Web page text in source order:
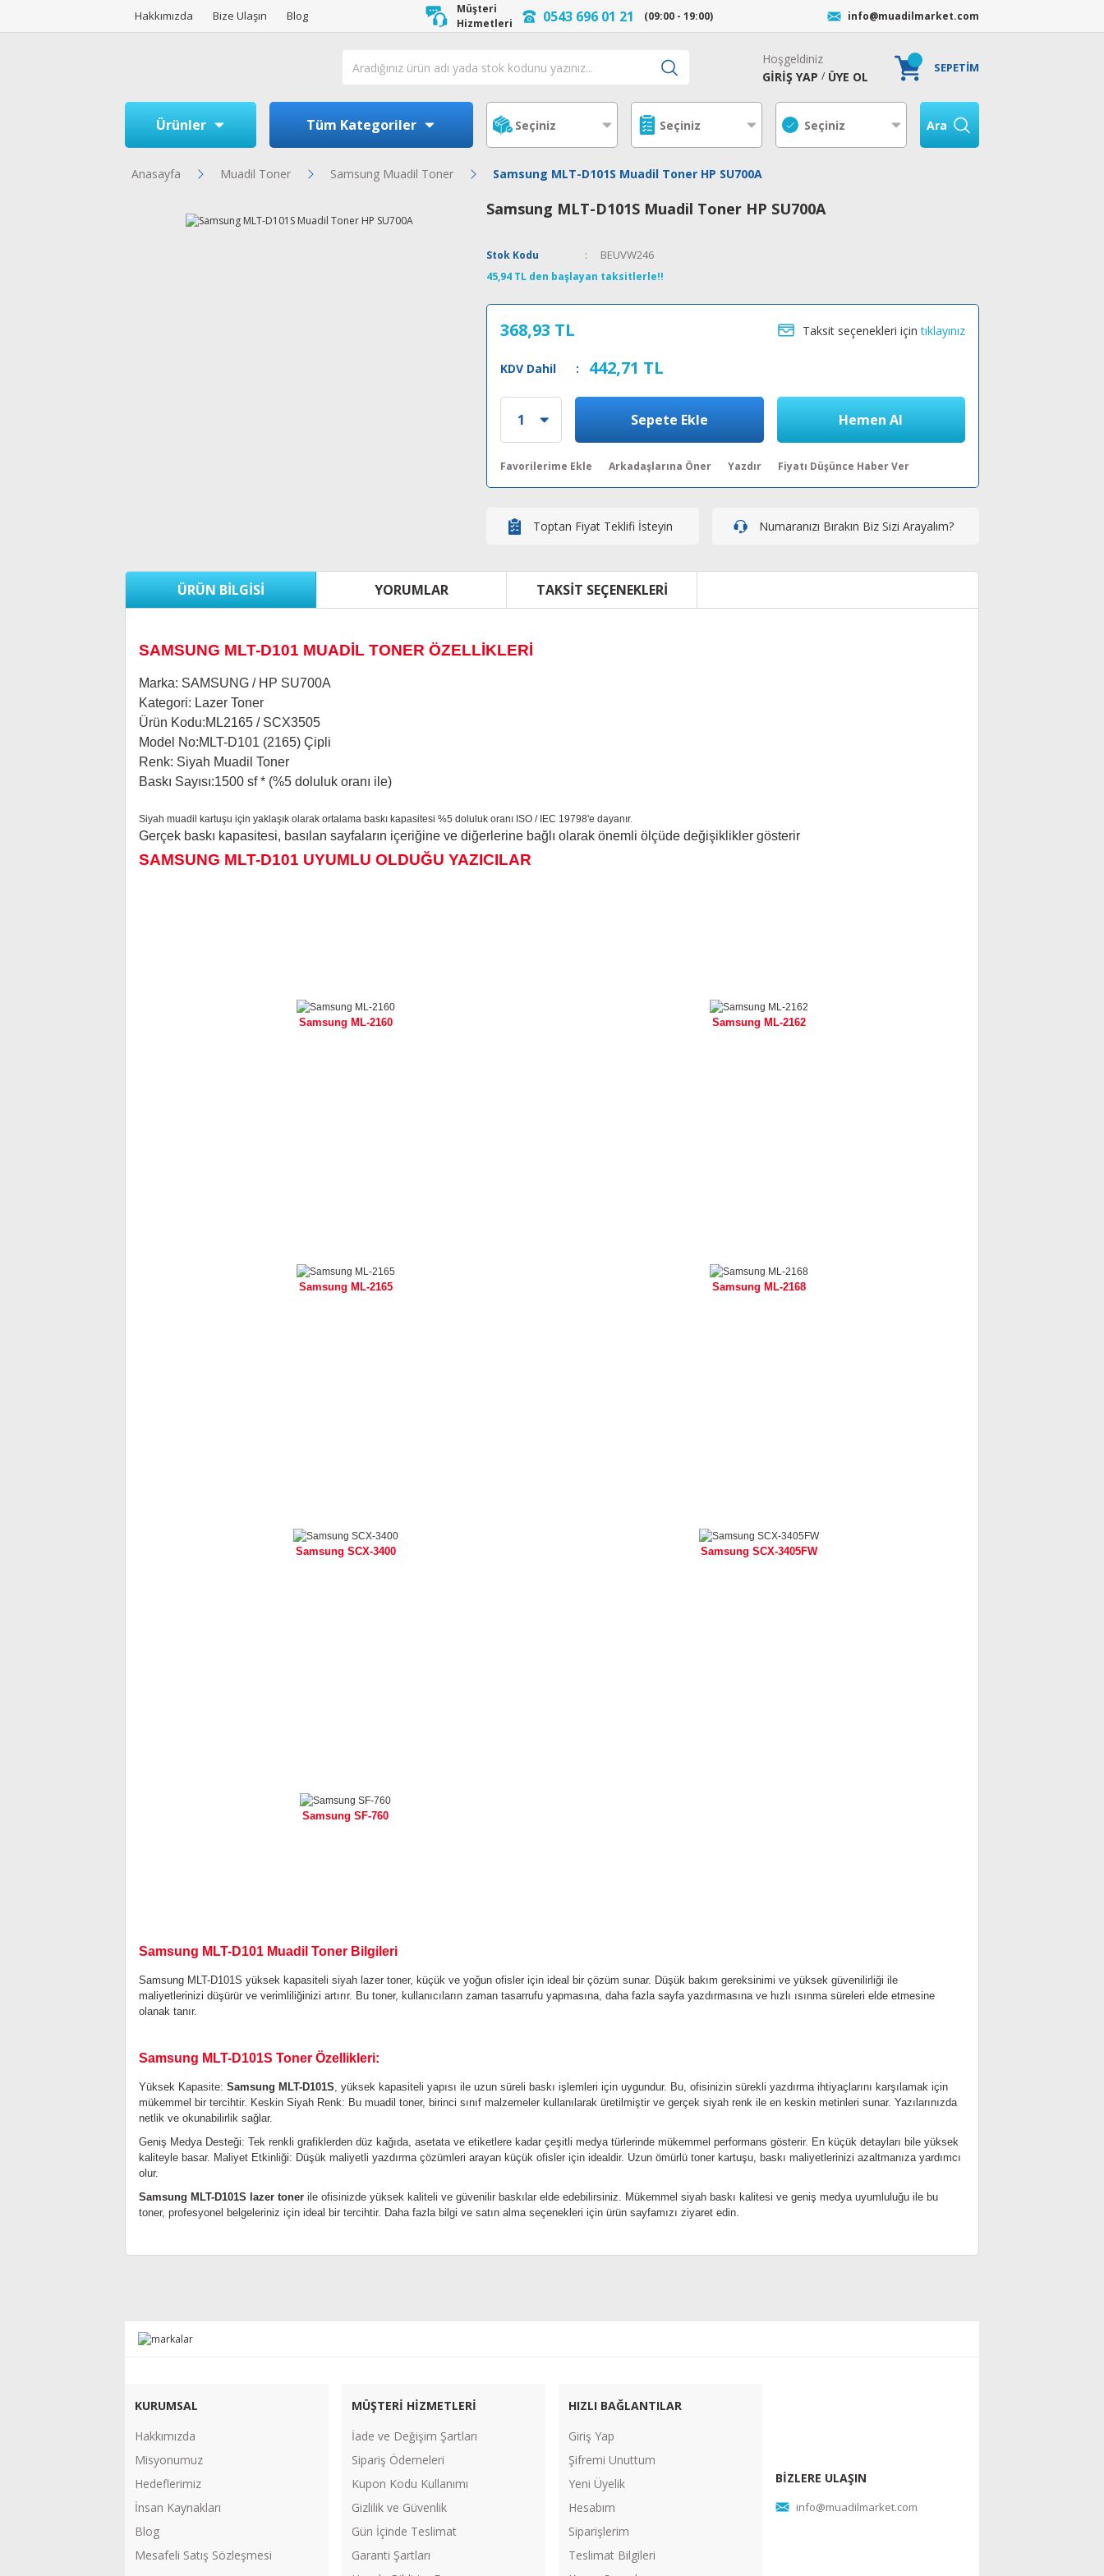
Hakkımızda Bize Ulaşın Blog
Müşteri
Hizmetleri
0543 696 01 21 (09:00 - 19:00) info@muadilmarket.com
Hoşgeldiniz
GİRİŞ YAP / ÜYE OL
SEPETİM
Ürünler Tüm Kategoriler Ara
Anasayfa Muadil Toner Samsung Muadil Toner Samsung MLT-D101S Muadil Toner HP SU700A
Samsung MLT-D101S Muadil Toner HP SU700A
Stok Kodu BEUVW246
45,94 TL den başlayan taksitlerle!!
368,93 TL Taksit seçenekleri için tıklayınız
KDV Dahil : 442,71 TL
Sepete Ekle Hemen Al
Arkadaşlarına Öner Yazdır Fiyatı Düşünce Haber Ver
Toptan Fiyat Teklifi İsteyin Numaranızı Bırakın Biz Sizi Arayalım?
ÜRÜN BILGISI YORUMLAR TAKSIT SEÇENEKLERI
SAMSUNG MLT-D101 MUADİL TONER ÖZELLİKLERİ
Marka: SAMSUNG / HP SU700A
Kategori: Lazer Toner
Ürün Kodu:ML2165 / SCX3505
Model No:MLT-D101 (2165) Çipli
Renk: Siyah Muadil Toner
Baskı Sayısı:1500 sf * (%5 doluluk oranı ile)
Siyah muadil kartuşu için yaklaşık olarak ortalama baskı kapasitesi %5 doluluk oranı ISO / IEC 19798'e dayanır.
Gerçek baskı kapasitesi, basılan sayfaların içeriğine ve diğerlerine bağlı olarak önemli ölçüde değişiklikler gösterir
SAMSUNG MLT-D101 UYUMLU OLDUĞU YAZICILAR
Samsung ML-2160 Samsung ML-2162
Samsung ML-2165 Samsung ML-2168
Samsung SCX-3400 Samsung SCX-3405FW
Samsung SF-760
Samsung MLT-D101 Muadil Toner Bil gileri
Samsung MLT-D101S yüksek kapasiteli siyah lazer toner, küçük ve yoğun ofisler için ideal bir çözüm sunar. Düşük bakım gereksinimi ve yüksek güvenilirliği ile
maliyetlerinizi düşürür ve verimliliğinizi artırır. Bu toner, kullanıcıların zaman tasarrufu yapmasına, daha fazla sayfa yazdırmasına ve hızlı ısınma süreleri elde etmesine
olanak tanır.
Samsung MLT-D101S Toner Özellikleri:
Yüksek Kapasite: Samsung MLT-D101S, yüksek kapasiteli yapısı ile uzun süreli baskı işlemleri için uygundur. Bu, ofisinizin sürekli yazdırma ihtiyaçlarını karşılamak için
mükemmel bir tercihtir. Keskin Siyah Renk: Bu muadil toner, birinci sınıf malzemeler kullanılarak üretilmiştir ve gerçek siyah renk ile en keskin metinleri sunar. Yazılarınızda
netlik ve okunabilirlik sağlar.
Geniş Medya Desteği: Tek renkli grafiklerden düz kağıda, asetata ve etiketlere kadar çeşitli medya türlerinde mükemmel performans gösterir. En küçük detayları bile yüksek
kaliteyle basar. Maliyet Etkinliği: Düşük maliyetli yazdırma çözümleri arayan küçük ofisler için idealdir. Uzun ömürlü toner kartuşu, baskı maliyetlerinizi azaltmanıza yardımcı
olur.
Samsung MLT-D101S lazer toner ile ofisinizde yüksek kaliteli ve güvenilir baskılar elde edebilirsiniz. Mükemmel siyah baskı kalitesi ve geniş medya uyumluluğu ile bu
toner, profesyonel belgeleriniz için ideal bir tercihtir. Daha fazla bilgi ve satın alma seçenekleri için ürün sayfamızı ziyaret edin.
KURUMSAL
Hakkımızda
Misyonumuz
Hedeflerimiz
İnsan Kaynakları
Blog
Mesafeli Satış Sözleşmesi
MÜŞTERİ HİZMETLERİ
İade ve Değişim Şartları
Sipariş Ödemeleri
Kupon Kodu Kullanımı
Gizlilik ve Güvenlik
Gün İçinde Teslimat
Garanti Şartları
HIZLI BAĞLANTILAR
Giriş Yap
Şifremi Unuttum
Yeni Üyelik
Hesabım
Siparişlerim
Teslimat Bilgileri
BİZLERE ULAŞIN
info@muadilmarket.com